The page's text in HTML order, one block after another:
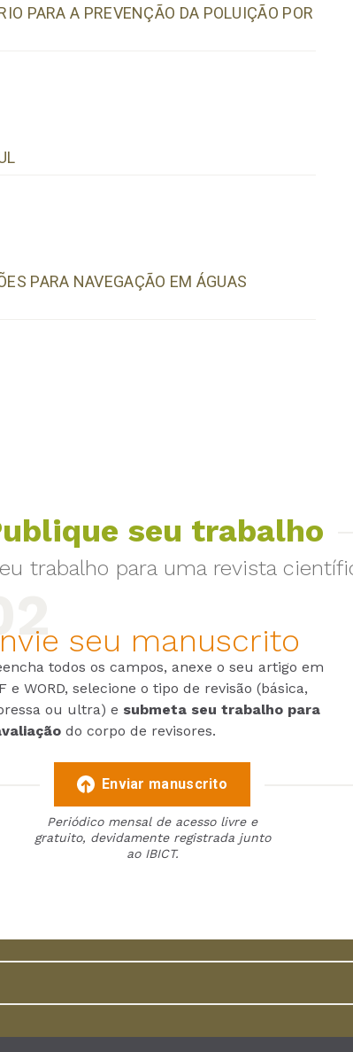
PARA A PREVENÇÃO DA POLUIÇÃO POR
PARA NAVEGAÇÃO EM ÁGUAS
seu trabalho
trabalho para uma revista
seu manuscrito
todos os campos, anexe o seu artigo em
e WORD, selecione o tipo de revisão (básica,
ou ultra) e submeta seu trabalho para
do corpo de revisores.
Enviar manuscrito
Periódico mensal de acesso livre e
gratuito, devidamente registrada junto
ao IBICT.